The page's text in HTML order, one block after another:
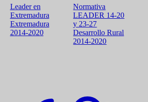
Leader en
Extremadura
Extremadura
2014-2020
Normativa
LEADER 14-20
y 23-27
Desarrollo Rural
2014-2020